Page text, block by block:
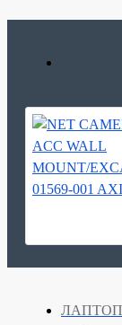
ЛАПТОП